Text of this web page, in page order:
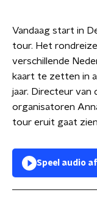
Vandaag start in
tour. Het
verschillende
kaart te zetten in
jaar. Directeur van
organisatoren
tour eruit gaat
Speel audio af